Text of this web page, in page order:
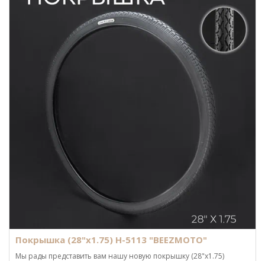
Покрышка (28"х1.75) Н-5113 "BEEZMOTO"
Мы рады представить вам нашу новую покрышку (28"x1.75)